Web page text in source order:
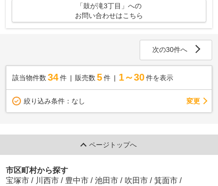
「鼓が滝3丁目」への
お問い合わせはこちら
次の30件へ
該当物件数 34件 販売数 5 件 1～30 件を表示
絞り込み条件： なし 変更
ページトップへ
市区町村から探す
宝塚市 / 川西市 / 豊中市 / 池田市 / 吹田市 / 箕面市 /